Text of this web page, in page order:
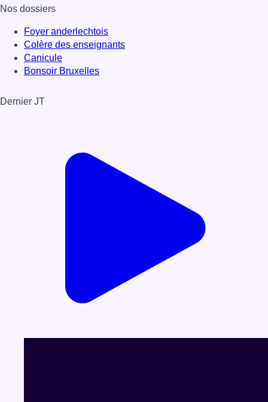
Nos dossiers
Foyer anderlechtois
Colère des enseignants
Canicule
Bonsoir Bruxelles
Dernier JT